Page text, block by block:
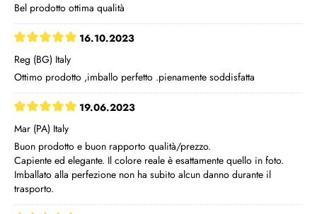
Bel prodotto ottima qualità
16.10.2023
Reg (BG) Italy
Ottimo prodotto ,imballo perfetto .pienamente soddisfatta
19.06.2023
Mar (PA) Italy
Buon prodotto e buon rapporto qualità/prezzo.
Capiente ed elegante. Il colore reale è esattamente quello in foto.
Imballato alla perfezione non ha subito alcun danno durante il
trasporto.